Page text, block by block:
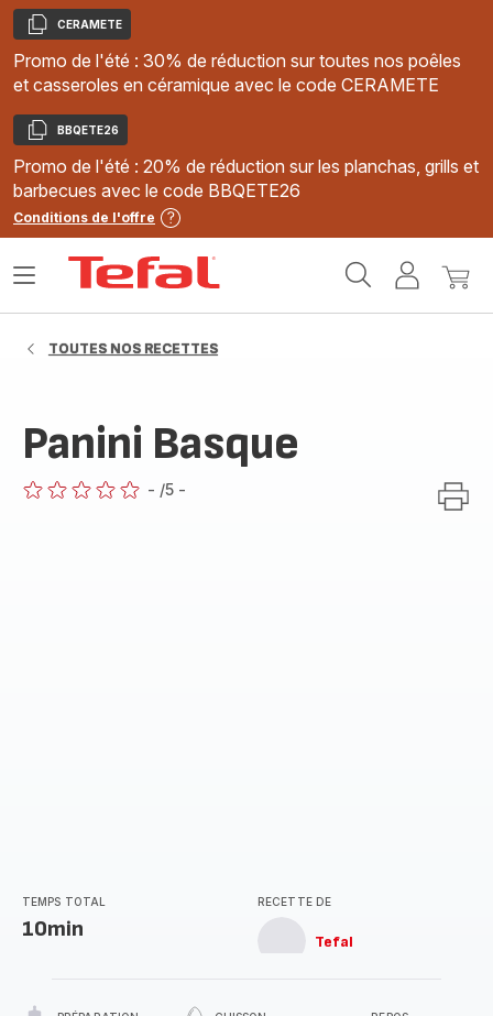
Copier
CERAMETE
Promo de l'été : 30% de réduction sur toutes nos poêles
et casseroles en céramique avec le code CERAMETE
Copier
BBQETE26
Promo de l'été : 20% de réduction sur les planchas, grills et
barbecues avec le code BBQETE26
Conditions de l'offre
MonMon
Ouvrir
TOUTES NOS RECETTES
Panini Basque
- /5 -
TEMPS TOTAL
10min
RECETTE DE
Tefal